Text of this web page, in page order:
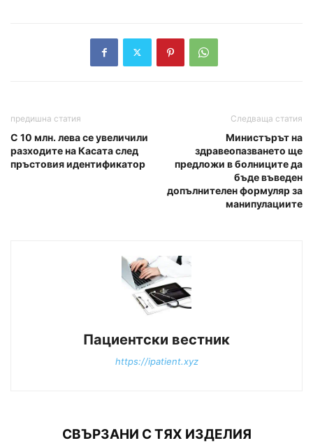
предишна статия
С 10 млн. лева се увеличили
разходите на Касата след
пръстовия идентификатор
Следваща статия
Министърът на
здравеопазването ще
предложи в болниците да
бъде въведен
допълнителен формуляр за
манипулациите
Пациентски вестник
https://ipatient.xyz
СВЪРЗАНИ С ТЯХ ИЗДЕЛИЯ